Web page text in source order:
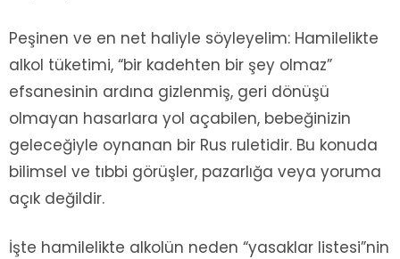
Peşinen ve en net haliyle söyleyelim: Hamilelikte
alkol tüketimi, “bir kadehten bir şey olmaz”
efsanesinin ardına gizlenmiş, geri dönüşü
olmayan hasarlara yol açabilen, bebeğinizin
geleceğiyle oynanan bir Rus ruletidir. Bu konuda
bilimsel ve tıbbi görüşler, pazarlığa veya yoruma
açık değildir.
İşte hamilelikte alkolün neden “yasaklar listesi”nin